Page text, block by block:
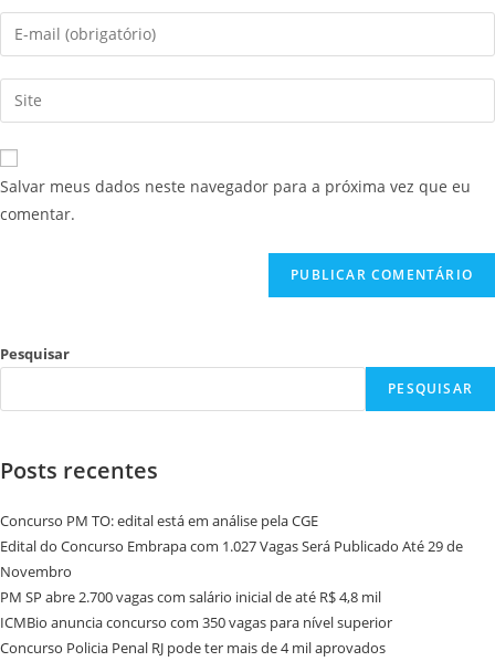
Salvar meus dados neste navegador para a próxima vez que eu
comentar.
Pesquisar
PESQUISAR
Posts recentes
Concurso PM TO: edital está em análise pela CGE
Edital do Concurso Embrapa com 1.027 Vagas Será Publicado Até 29 de
Novembro
PM SP abre 2.700 vagas com salário inicial de até R$ 4,8 mil
ICMBio anuncia concurso com 350 vagas para nível superior
Concurso Policia Penal RJ pode ter mais de 4 mil aprovados